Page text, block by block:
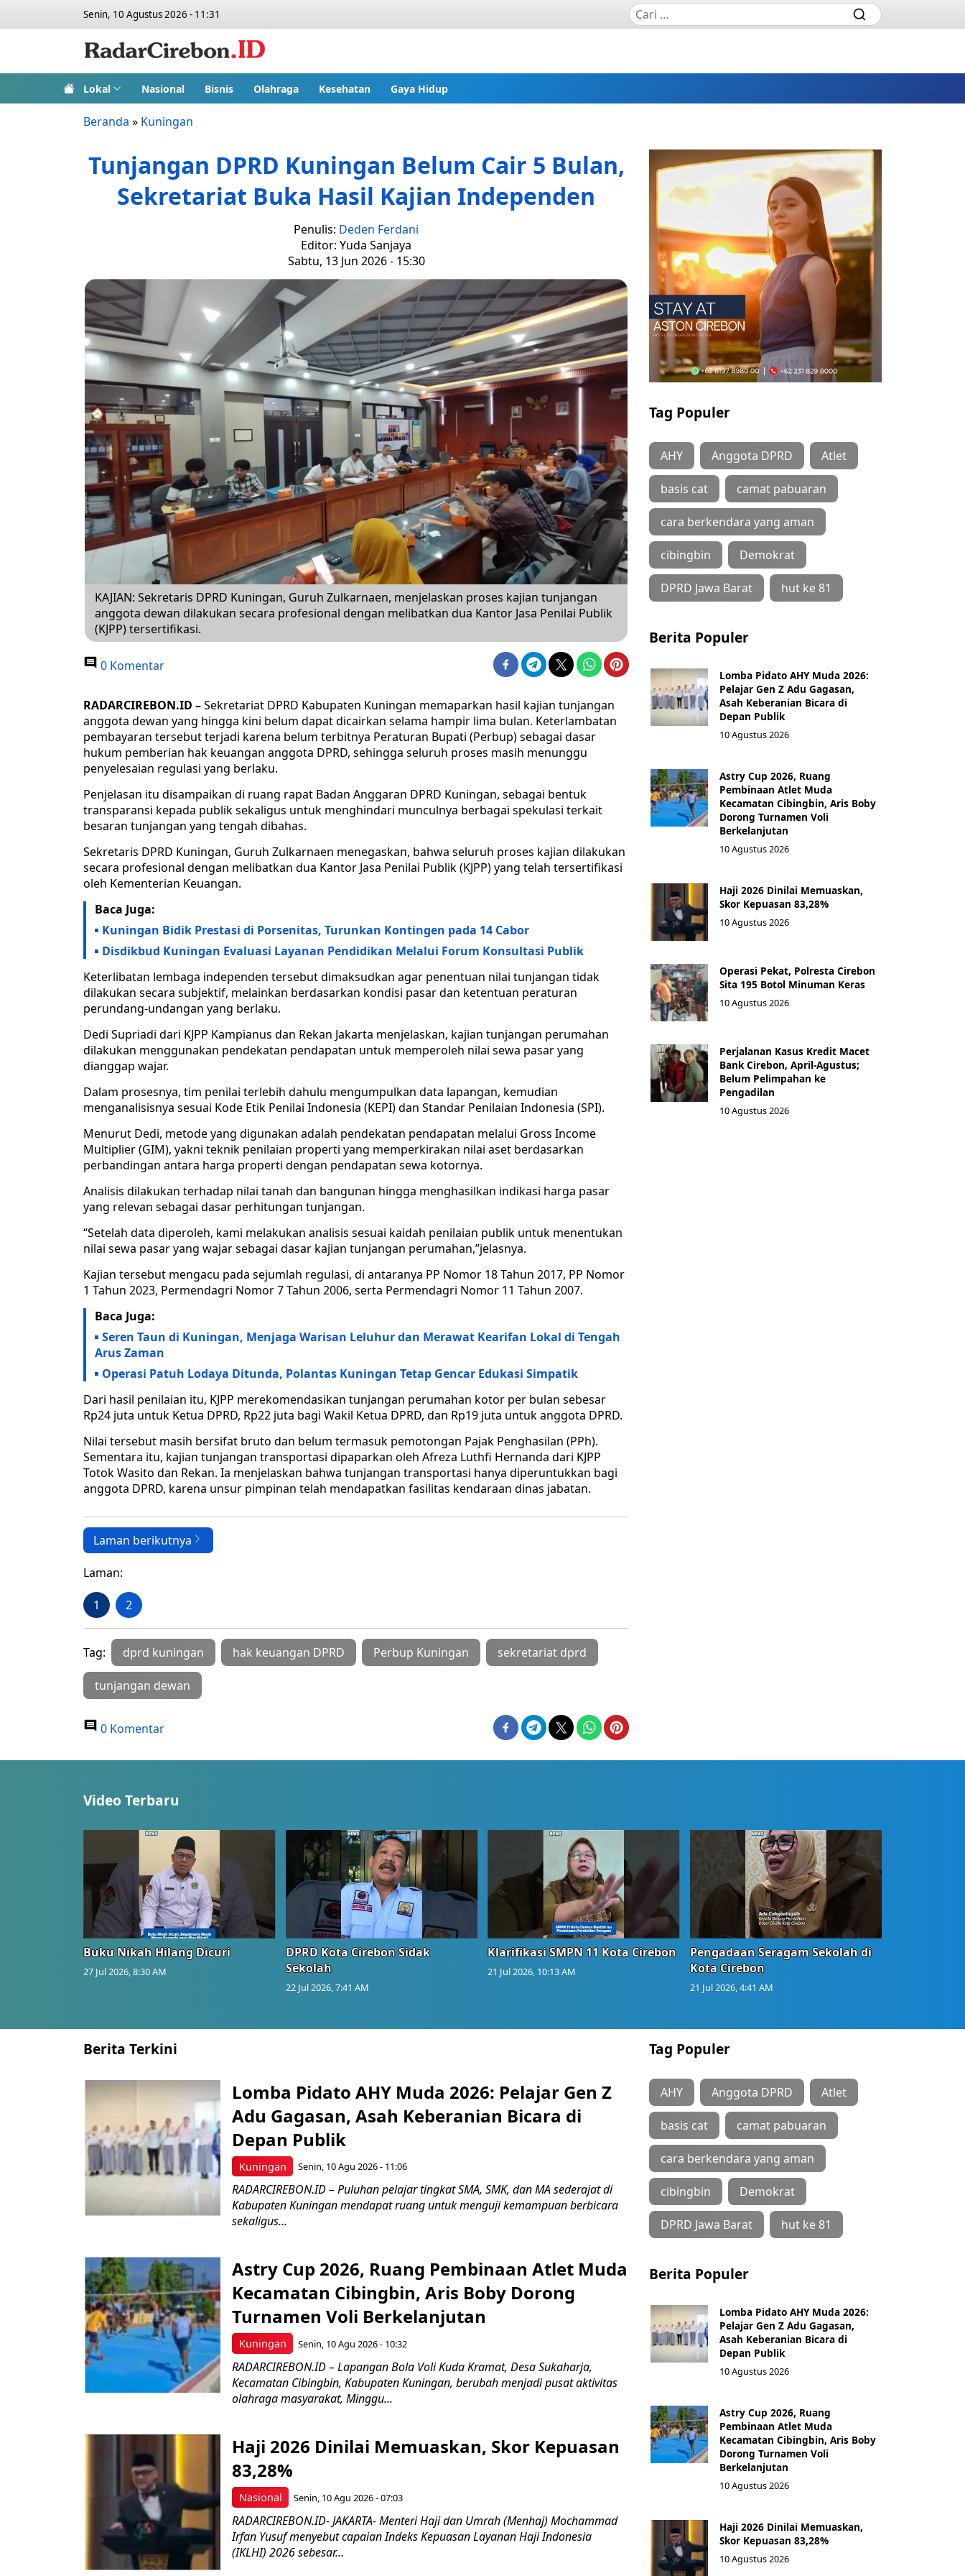
Senin, 10 Agustus 2026 - 11:31
Lokal Nasional Bisnis Olahraga Kesehatan Gaya Hidup
Beranda » Kuningan
Tunjangan DPRD Kuningan Belum Cair 5 Bulan,
Sekretariat Buka Hasil Kajian Independen
Penulis: Deden Ferdani
Editor: Yuda Sanjaya
Sabtu, 13 Jun 2026 - 15:30
KAJIAN: Sekretaris DPRD Kuningan, Guruh Zulkarnaen, menjelaskan proses kajian tunjangan
anggota dewan dilakukan secara profesional dengan melibatkan dua Kantor Jasa Penilai Publik
(KJPP) tersertifikasi.
0 Komentar
RADARCIREBON.ID –Sekretariat DPRD Kabupaten Kuningan memaparkan hasil kajian tunjangan
anggota dewan yang hingga kini belum dapat dicairkan selama hampir lima bulan. Keterlambatan
pembayaran tersebut terjadi karena belum terbitnya Peraturan Bupati (Perbup) sebagai dasar
hukum pemberian hak keuangan anggota DPRD, sehingga seluruh proses masih menunggu
penyelesaian regulasi yang berlaku.
Penjelasan itu disampaikan di ruang rapat Badan Anggaran DPRD Kuningan, sebagai bentuk
transparansi kepada publik sekaligus untuk menghindari munculnya berbagai spekulasi terkait
besaran tunjangan yang tengah dibahas.
Sekretaris DPRD Kuningan, Guruh Zulkarnaen menegaskan, bahwa seluruh proses kajian dilakukan
secara profesional dengan melibatkan dua Kantor Jasa Penilai Publik (KJPP) yang telah tersertifikasi
oleh Kementerian Keuangan.
Baca Juga:
Kuningan Bidik Prestasi di Porsenitas, Turunkan Kontingen pada 14 Cabor
Disdikbud Kuningan Evaluasi Layanan Pendidikan Melalui Forum Konsultasi Publik
Keterlibatan lembaga independen tersebut dimaksudkan agar penentuan nilai tunjangan tidak
dilakukan secara subjektif, melainkan berdasarkan kondisi pasar dan ketentuan peraturan
perundang-undangan yang berlaku.
Dedi Supriadi dari KJPP Kampianus dan Rekan Jakarta menjelaskan, kajian tunjangan perumahan
dilakukan menggunakan pendekatan pendapatan untuk memperoleh nilai sewa pasar yang
dianggap wajar.
Dalam prosesnya, tim penilai terlebih dahulu mengumpulkan data lapangan, kemudian
menganalisisnya sesuai Kode Etik Penilai Indonesia (KEPI) dan Standar Penilaian Indonesia (SPI).
Menurut Dedi, metode yang digunakan adalah pendekatan pendapatan melalui Gross Income
Multiplier (GIM), yakni teknik penilaian properti yang memperkirakan nilai aset berdasarkan
perbandingan antara harga properti dengan pendapatan sewa kotornya.
Analisis dilakukan terhadap nilai tanah dan bangunan hingga menghasilkan indikasi harga pasar
yang relevan sebagai dasar perhitungan tunjangan.
“Setelah data diperoleh, kami melakukan analisis sesuai kaidah penilaian publik untuk menentukan
nilai sewa pasar yang wajar sebagai dasar kajian tunjangan perumahan,”jelasnya.
Kajian tersebut mengacu pada sejumlah regulasi, di antaranya PP Nomor 18 Tahun 2017, PP Nomor
1 Tahun 2023, Permendagri Nomor 7 Tahun 2006, serta Permendagri Nomor 11 Tahun 2007.
Baca Juga:
Seren Taun di Kuningan, Menjaga Warisan Leluhur dan Merawat Kearifan Lokal di Tengah
Arus Zaman
Operasi Patuh Lodaya Ditunda, Polantas Kuningan Tetap Gencar Edukasi Simpatik
Dari hasil penilaian itu, KJPP merekomendasikan tunjangan perumahan kotor per bulan sebesar
Rp24 juta untuk Ketua DPRD, Rp22 juta bagi Wakil Ketua DPRD, dan Rp19 juta untuk anggota DPRD.
Nilai tersebut masih bersifat bruto dan belum termasuk pemotongan Pajak Penghasilan (PPh).
Sementara itu, kajian tunjangan transportasi dipaparkan oleh Afreza Luthfi Hernanda dari KJPP
Totok Wasito dan Rekan. Ia menjelaskan bahwa tunjangan transportasi hanya diperuntukkan bagi
anggota DPRD, karena unsur pimpinan telah mendapatkan fasilitas kendaraan dinas jabatan.
Laman berikutnya
Laman:
1 2
Tag: dprd kuningan hak keuangan DPRD Perbup Kuningan sekretariat dprd
tunjangan dewan
0 Komentar
Tag Populer
AHY Anggota DPRD Atlet
basis cat camat pabuaran
cara berkendara yang aman
cibingbin Demokrat
DPRD Jawa Barat hut ke 81
Berita Populer
Lomba Pidato AHY Muda 2026:
Pelajar Gen Z Adu Gagasan,
Asah Keberanian Bicara di
Depan Publik
10 Agustus 2026
Astry Cup 2026, Ruang
Pembinaan Atlet Muda
Kecamatan Cibingbin, Aris Boby
Dorong Turnamen Voli
Berkelanjutan
10 Agustus 2026
Haji 2026 Dinilai Memuaskan,
Skor Kepuasan 83,28%
10 Agustus 2026
Operasi Pekat, Polresta Cirebon
Sita 195 Botol Minuman Keras
10 Agustus 2026
Perjalanan Kasus Kredit Macet
Bank Cirebon, April-Agustus;
Belum Pelimpahan ke
Pengadilan
10 Agustus 2026
Video Terbaru
Buku Nikah Hilang Dicuri
27 Jul 2026, 8:30 AM
DPRD Kota Cirebon Sidak
Sekolah
22 Jul 2026, 7:41 AM
Klarifikasi SMPN 11 Kota Cirebon
21 Jul 2026, 10:13 AM
Pengadaan Seragam Sekolah di
Kota Cirebon
21 Jul 2026, 4:41 AM
Berita Terkini
Kuningan
Lomba Pidato AHY Muda 2026: Pelajar Gen Z
Adu Gagasan, Asah Keberanian Bicara di
Depan Publik
Senin, 10 Agu 2026 - 11:06
RADARCIREBON.ID – Puluhan pelajar tingkat SMA, SMK, dan MA sederajat di
Kabupaten Kuningan mendapat ruang untuk menguji kemampuan berbicara
sekaligus...
Kuningan
Astry Cup 2026, Ruang Pembinaan Atlet Muda
Kecamatan Cibingbin, Aris Boby Dorong
Turnamen Voli Berkelanjutan
Senin, 10 Agu 2026 - 10:32
RADARCIREBON.ID – Lapangan Bola Voli Kuda Kramat, Desa Sukaharja,
Kecamatan Cibingbin, Kabupaten Kuningan, berubah menjadi pusat aktivitas
olahraga masyarakat, Minggu...
Nasional
Haji 2026 Dinilai Memuaskan, Skor Kepuasan
83,28%
Senin, 10 Agu 2026 - 07:03
RADARCIREBON.ID- JAKARTA- Menteri Haji dan Umrah (Menhaj) Mochammad
Irfan Yusuf menyebut capaian Indeks Kepuasan Layanan Haji Indonesia
(IKLHI) 2026 sebesar...
Tag Populer
AHY Anggota DPRD Atlet
basis cat camat pabuaran
cara berkendara yang aman
cibingbin Demokrat
DPRD Jawa Barat hut ke 81
Berita Populer
Lomba Pidato AHY Muda 2026:
Pelajar Gen Z Adu Gagasan,
Asah Keberanian Bicara di
Depan Publik
10 Agustus 2026
Astry Cup 2026, Ruang
Pembinaan Atlet Muda
Kecamatan Cibingbin, Aris Boby
Dorong Turnamen Voli
Berkelanjutan
10 Agustus 2026
Haji 2026 Dinilai Memuaskan,
Skor Kepuasan 83,28%
10 Agustus 2026